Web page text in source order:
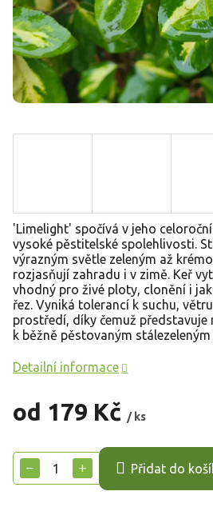
od 179 Kč / ks
cena:
+
− Přidat do
'Limelight' spočívá v jeho
vysoké pěstitelské spolehlivosti.
výrazným světle zeleným až
rozjasňují zahradu i v zimě. Keř
vhodný pro živé ploty, clonění i
řez. Vyniká tolerancí k suchu,
prostředí, díky čemuž
k běžně pěstovaným stálezeleným
Detailní informace